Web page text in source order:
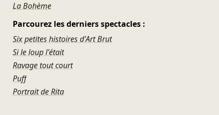
La Bohème
Parcourez les derniers spectacles :
Six petites histoires d'Art Brut
Si le loup l'était
Ravage tout court
Puff
Portrait de Rita